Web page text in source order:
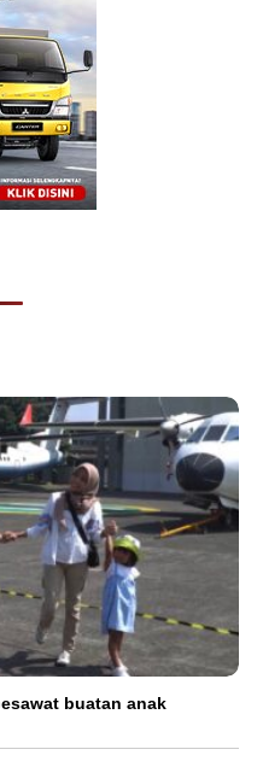
buatan anak